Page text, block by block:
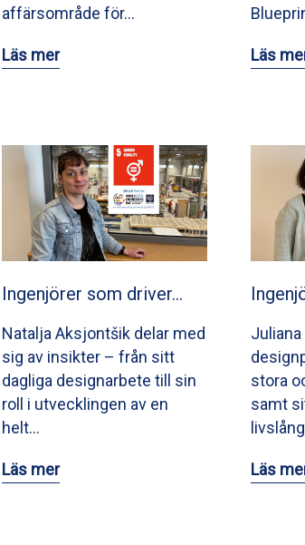
affärsområde för…
Läs mer Läs
Ingenjörer som driver…
Natalja Aksjontšik delar med
sig av insikter – från sitt
dagliga designarbete till sin
roll i utvecklingen av en
helt…
Läs mer
stora
samt
Läs